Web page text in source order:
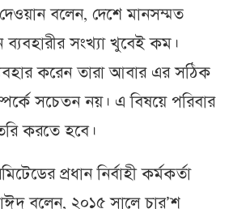
বলেন, দেশে মানসম্মত
ব্যবহারীর সংখ্যা খুবেই কম।
করেন তারা আবার এর সঠিক
সচেতন নয়। এ বিষয়ে পরিবার
করতে হবে।
প্রধান নির্বাহী কর্মকর্তা
বলেন, ২০১৫ সালে চার’শ